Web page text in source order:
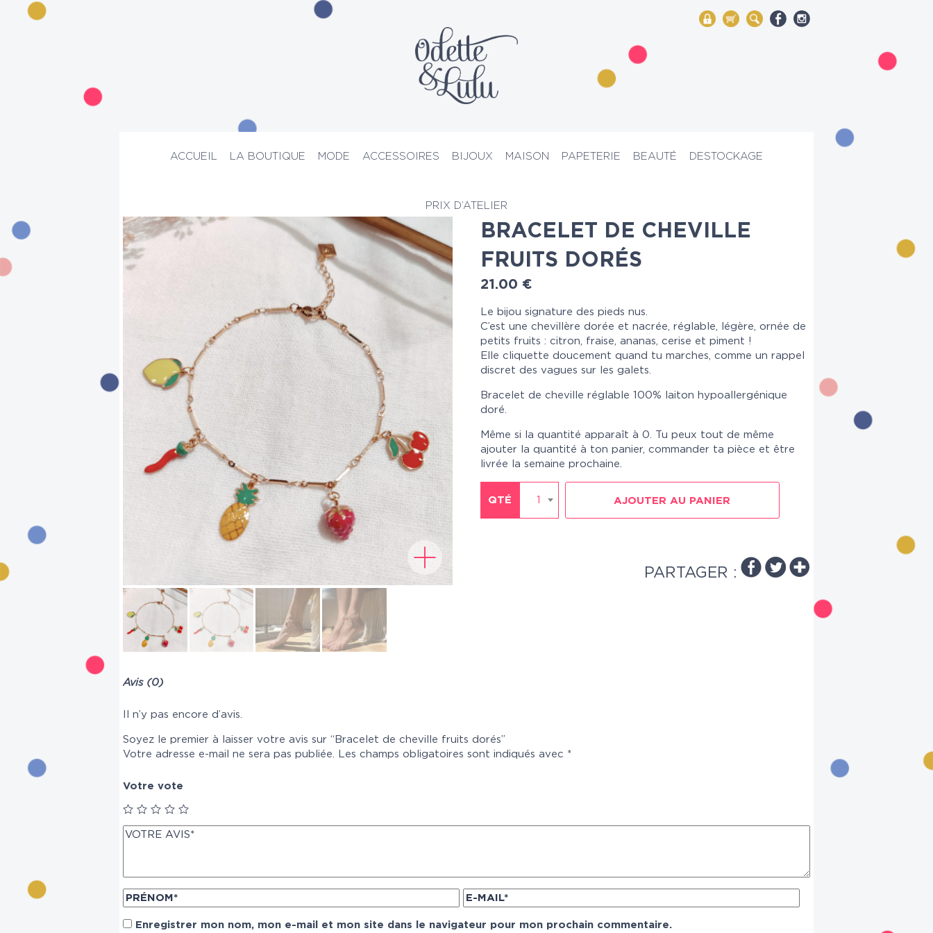
My Account
Mon panier
Rechercher
ACCUEIL LA BOUTIQUE MODE ACCESSOIRES BIJOUX MAISON PAPETERIE BEAUTÉ DESTOCKAGE
PRIX D’ATELIER
BRACELET DE CHEVILLE
FRUITS DORÉS
21.00 €
Le bijou signature des pieds nus.
C’est une chevillère dorée et nacrée, réglable, légère, ornée de
petits fruits : citron, fraise, ananas, cerise et piment !
Elle cliquette doucement quand tu marches, comme un rappel
discret des vagues sur les galets.
Bracelet de cheville réglable 100% laiton hypoallergénique
doré.
Même si la quantité apparaît à 0. Tu peux tout de même
ajouter la quantité à ton panier, commander ta pièce et être
livrée la semaine prochaine.
QTÉ 1 AJOUTER AU PANIER
PARTAGER :
Avis (0)
Il n’y pas encore d’avis.
Soyez le premier à laisser votre avis sur “Bracelet de cheville fruits dorés”
Votre adresse e-mail ne sera pas publiée.
Les champs obligatoires sont indiqués avec *
Votre vote
Enregistrer mon nom, mon e-mail et mon site dans le navigateur pour mon prochain commentaire.